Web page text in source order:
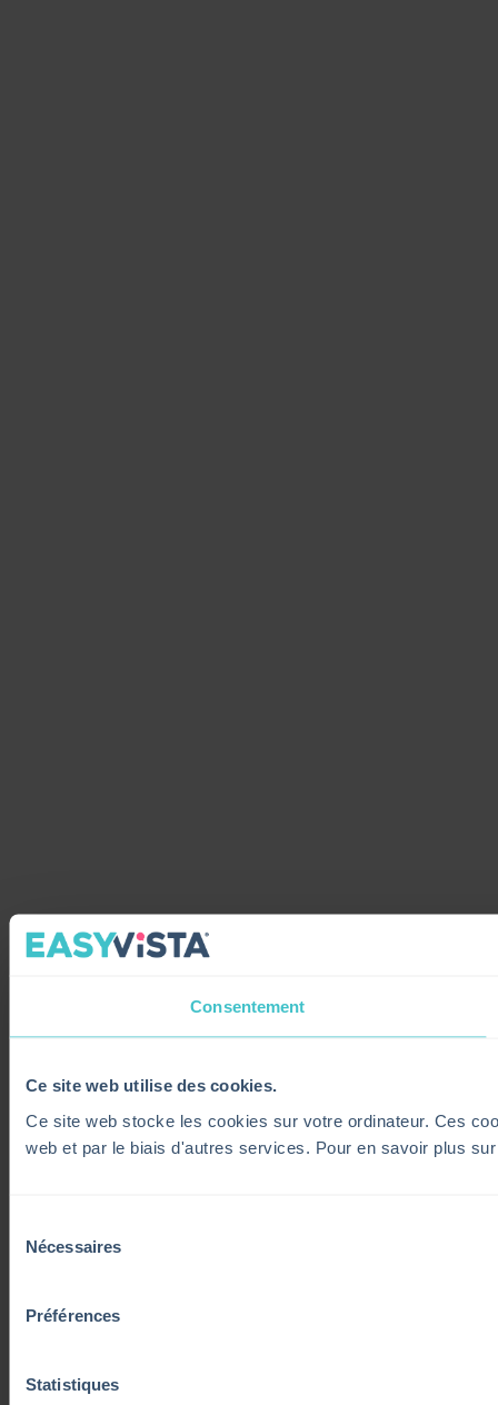
Consentement
Ce site web utilise des cookies.
Ce site web stocke les cookies sur votre ordinateur. Ces
web et par le biais d'autres services. Pour en savoir plus
Nécessaires
Préférences
Statistiques